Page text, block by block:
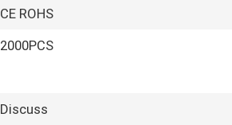
CE ROHS
2000PCS
Discuss